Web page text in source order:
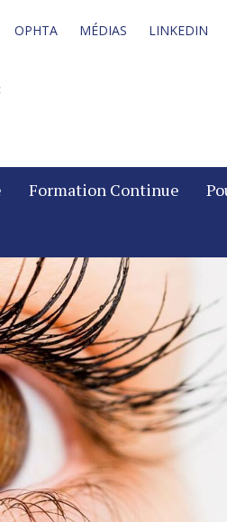
OPHTA MÉDIAS LINKEDIN
Formation Continue